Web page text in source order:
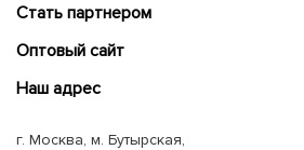
Cтать партнером
Оптовый сайт
Наш адрес
г. Москва, м. Бутырская,